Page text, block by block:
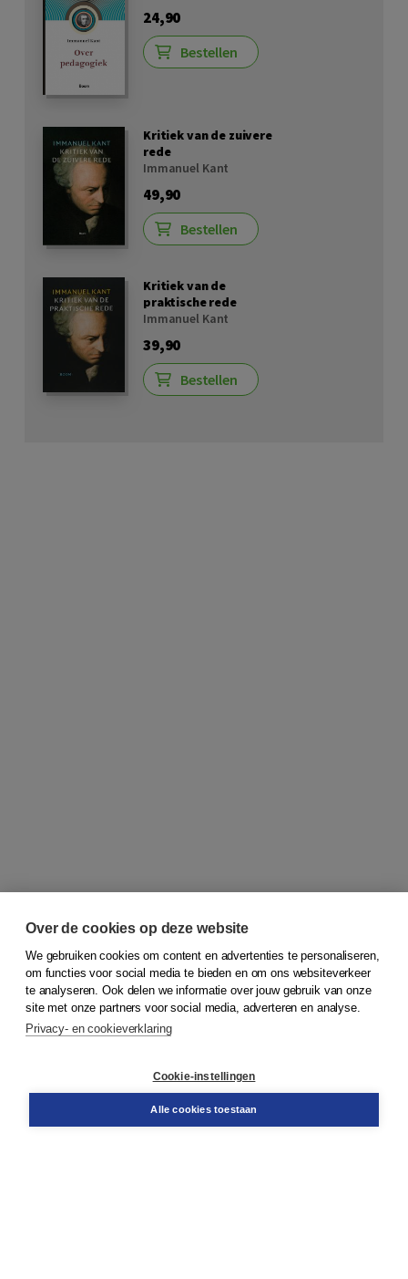
24,90
Bestellen
Kritiek van de zuivere
rede
Immanuel Kant
49,90
Bestellen
Kritiek van de
praktische rede
Immanuel Kant
39,90
Bestellen
© 2026Koninklijke Boom uitgevers
Bestellen
Over de cookies op deze website
We gebruiken cookies om content en advertenties te personaliseren,
om functies voor social media te bieden en om ons websiteverkeer
te analyseren. Ook delen we informatie over jouw gebruik van onze
site met onze partners voor social media, adverteren en analyse.
Privacy- en cookieverklaring
Cookie-instellingen
Alle cookies toestaan